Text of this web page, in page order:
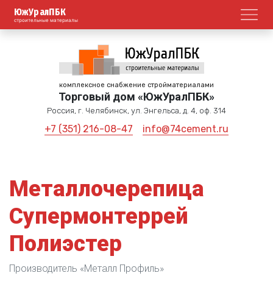
ЮжУралПБК
строительные материалы
комплексное снабжение стройматериалами
Торговый дом «ЮжУралПБК»
Россия, г. Челябинск, ул. Энгельса, д. 4, оф. 314
+7 (351) 216-08-47 info@74cement.ru
Металлочерепица
Супермонтеррей
Полиэстер
Производитель «Металл Профиль»